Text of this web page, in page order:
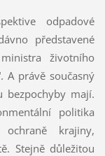
odpadové
představené
životního
A právě současný
bezpochyby mají.
politika
krajiny,
Stejně důležitou